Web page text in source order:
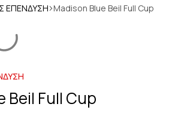
ΕΠΕΝΔΥΣΗ Madison Blue Beil Full Cup
Beil Full Cup